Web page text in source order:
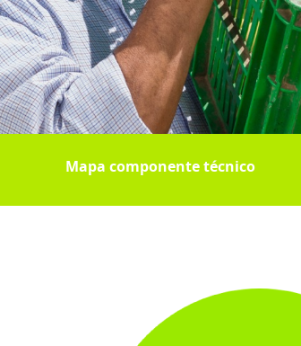
Mapa componente técnico